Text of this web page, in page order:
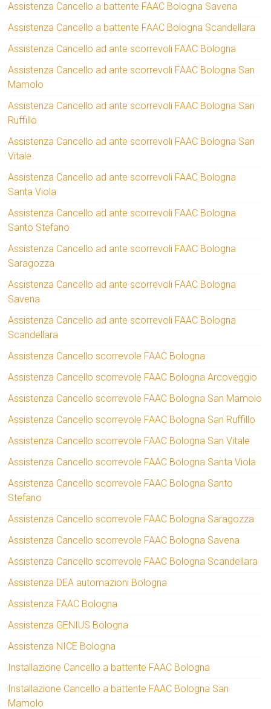
Assistenza Cancello a battente FAAC Bologna Savena
Assistenza Cancello a battente FAAC Bologna Scandellara
Assistenza Cancello ad ante scorrevoli FAAC Bologna
Assistenza Cancello ad ante scorrevoli FAAC Bologna San
Mamolo
Assistenza Cancello ad ante scorrevoli FAAC Bologna San
Ruffillo
Assistenza Cancello ad ante scorrevoli FAAC Bologna San
Vitale
Assistenza Cancello ad ante scorrevoli FAAC Bologna
Santa Viola
Assistenza Cancello ad ante scorrevoli FAAC Bologna
Santo Stefano
Assistenza Cancello ad ante scorrevoli FAAC Bologna
Saragozza
Assistenza Cancello ad ante scorrevoli FAAC Bologna
Savena
Assistenza Cancello ad ante scorrevoli FAAC Bologna
Scandellara
Assistenza Cancello scorrevole FAAC Bologna
Assistenza Cancello scorrevole FAAC Bologna Arcoveggio
Assistenza Cancello scorrevole FAAC Bologna San Mamolo
Assistenza Cancello scorrevole FAAC Bologna San Ruffillo
Assistenza Cancello scorrevole FAAC Bologna San Vitale
Assistenza Cancello scorrevole FAAC Bologna Santa Viola
Assistenza Cancello scorrevole FAAC Bologna Santo
Stefano
Assistenza Cancello scorrevole FAAC Bologna Saragozza
Assistenza Cancello scorrevole FAAC Bologna Savena
Assistenza Cancello scorrevole FAAC Bologna Scandellara
Assistenza DEA automazioni Bologna
Assistenza FAAC Bologna
Assistenza GENIUS Bologna
Assistenza NICE Bologna
Installazione Cancello a battente FAAC Bologna
Installazione Cancello a battente FAAC Bologna San
Mamolo